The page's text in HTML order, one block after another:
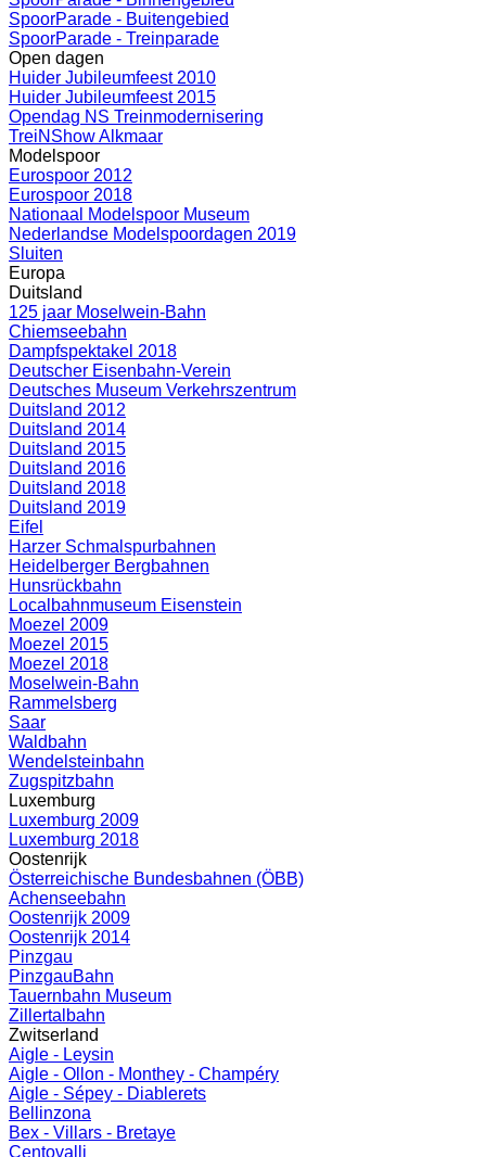
SpoorParade - Buitengebied
SpoorParade - Treinparade
Open dagen
Huider Jubileumfeest 2010
Huider Jubileumfeest 2015
Opendag NS Treinmodernisering
TreiNShow Alkmaar
Modelspoor
Eurospoor 2012
Eurospoor 2018
Nationaal Modelspoor Museum
Nederlandse Modelspoordagen 2019
Sluiten
Europa
Duitsland
125 jaar Moselwein-Bahn
Chiemseebahn
Dampfspektakel 2018
Deutscher Eisenbahn-Verein
Deutsches Museum Verkehrszentrum
Duitsland 2012
Duitsland 2014
Duitsland 2015
Duitsland 2016
Duitsland 2018
Duitsland 2019
Eifel
Harzer Schmalspurbahnen
Heidelberger Bergbahnen
Hunsrückbahn
Localbahnmuseum Eisenstein
Moezel 2009
Moezel 2015
Moezel 2018
Moselwein-Bahn
Rammelsberg
Saar
Waldbahn
Wendelsteinbahn
Zugspitzbahn
Luxemburg
Luxemburg 2009
Luxemburg 2018
Oostenrijk
Österreichische Bundesbahnen (ÖBB)
Achenseebahn
Oostenrijk 2009
Oostenrijk 2014
Pinzgau
PinzgauBahn
Tauernbahn Museum
Zillertalbahn
Zwitserland
Aigle - Leysin
Aigle - Ollon - Monthey - Champéry
Aigle - Sépey - Diablerets
Bellinzona
Bex - Villars - Bretaye
Centovalli